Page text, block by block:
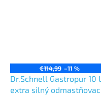
€114,99 –11 %
Dr.Schnell Gastropur 10 L
extra silný odmastňovací